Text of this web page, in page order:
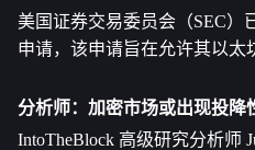
美国证券交易委员会（SEC）
申请，该申请旨在允许其以太
分析师：加密市场或出现投降
IntoTheBlock 高级研究分析师